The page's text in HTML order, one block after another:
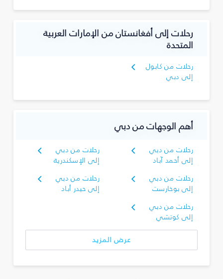
رحلات إلى أفغانستان من الإمارات العربية
المتحدة
رحلات من كابول
إلى دبي
أهم الوجهات من دبي
رحلات من دبي
إلى أحمد آباد
رحلات من دبي
إلى الإسكندرية
رحلات من دبي
إلى بوخارست
رحلات من دبي
إلى حيدر أباد
رحلات من دبي
إلى كوتشي
عرض المزيد